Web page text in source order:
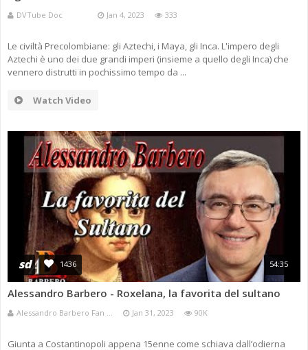
DVTube Doc Jan 4, 2023 333
Le civiltà Precolombiane: gli Aztechi, i Maya, gli Inca. L'impero degli
Aztechi è uno dei due grandi imperi (insieme a quello degli Inca) che
vennero distrutti in pochissimo tempo da ...
Watch Video
sd 1436 54:35
Alessandro Barbero - Roxelana, la favorita del sultano
Alessandro Barbero Fan ... Jan 31, 2023 90K
Giunta a Costantinopoli appena 15enne come schiava dall’odierna